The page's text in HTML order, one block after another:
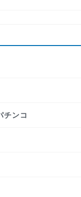
チンコ